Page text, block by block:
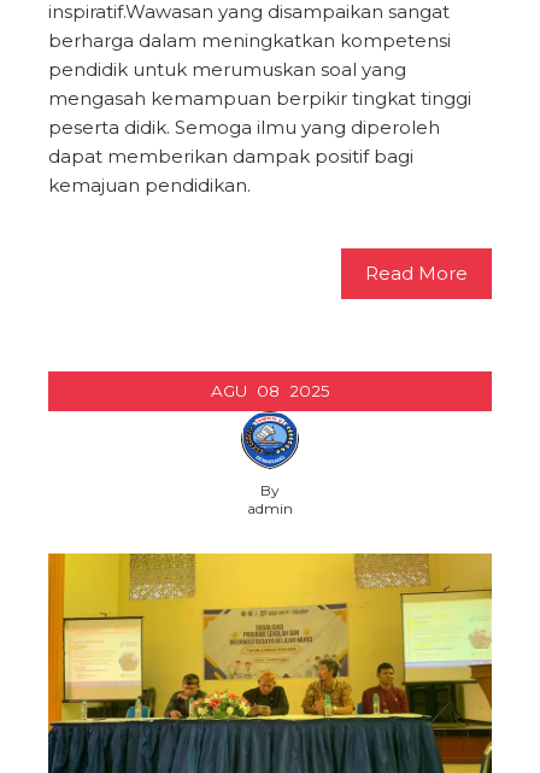
inspiratif.Wawasan yang disampaikan sangat
berharga dalam meningkatkan kompetensi
pendidik untuk merumuskan soal yang
mengasah kemampuan berpikir tingkat tinggi
peserta didik. Semoga ilmu yang diperoleh
dapat memberikan dampak positif bagi
kemajuan pendidikan.
Read More
AGU 08 2025
By
admin